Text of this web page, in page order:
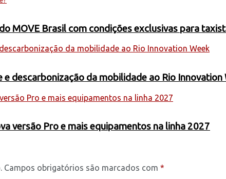
MOVE Brasil com condições exclusivas para
descarbonização da mobilidade ao Rio Innovation
versão Pro e mais equipamentos na linha 2027
Campos obrigatórios são marcados com *